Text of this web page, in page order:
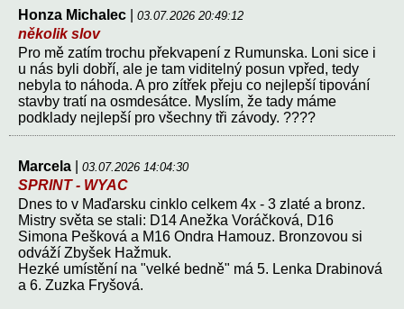
Honza Michalec 03.07.2026 20:49:12
několik slov
Pro mě zatím trochu překvapení z Rumunska. Loni sice i
u nás byli dobří, ale je tam viditelný posun vpřed, tedy
nebyla to náhoda. A pro zítřek přeju co nejlepší tipování
stavby tratí na osmdesátce. Myslím, že tady máme
podklady nejlepší pro všechny tři závody. ????
Marcela 03.07.2026 14:04:30
SPRINT - WYAC
Dnes to v Maďarsku cinklo celkem 4x - 3 zlaté a bronz.
Mistry světa se stali: D14 Anežka Voráčková, D16
Simona Pešková a M16 Ondra Hamouz. Bronzovou si
odváží Zbyšek Hažmuk.
Hezké umístění na "velké bedně" má 5. Lenka Drabinová
a 6. Zuzka Fryšová.